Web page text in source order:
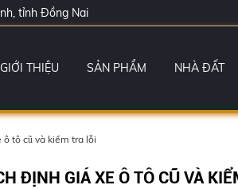
tỉnh Đồng Nai
GIỚI THIỆU SẢN PHẨM NHÀ ĐẤT
ô tô cũ và kiểm tra lỗi
ĐỊNH GIÁ XE Ô TÔ CŨ VÀ